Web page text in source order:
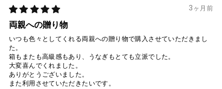
3ヶ月前
両親への贈り物
いつも色々としてくれる両親への贈り物で購入させていただきまし
た。
箱もまたも高級感もあり、うなぎもとても立派でした。
大変喜んでくれました。
ありがとうございました。
また利用させていただきたいです。